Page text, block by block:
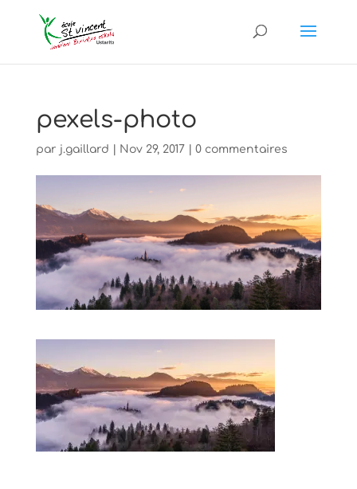
pexels-photo
par j.gaillard Nov 29, 2017 0 commentaires